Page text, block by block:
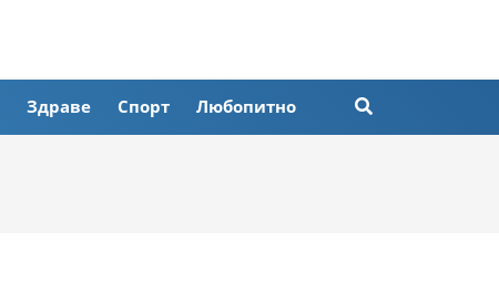
Здраве Спорт Любопитно